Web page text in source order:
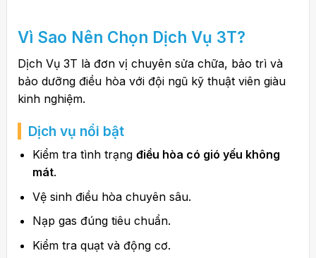
Vì Sao Nên Chọn Dịch Vụ 3T?
Dịch Vụ 3T là đơn vị chuyên sửa chữa, bảo trì và
bảo dưỡng điều hòa với đội ngũ kỹ thuật viên giàu
kinh nghiệm.
Dịch vụ nổi bật
Kiểm tra tình trạng điều hòa có gió yếu không
mát.
Vệ sinh điều hòa chuyên sâu.
Nạp gas đúng tiêu chuẩn.
Kiểm tra quạt và động cơ.